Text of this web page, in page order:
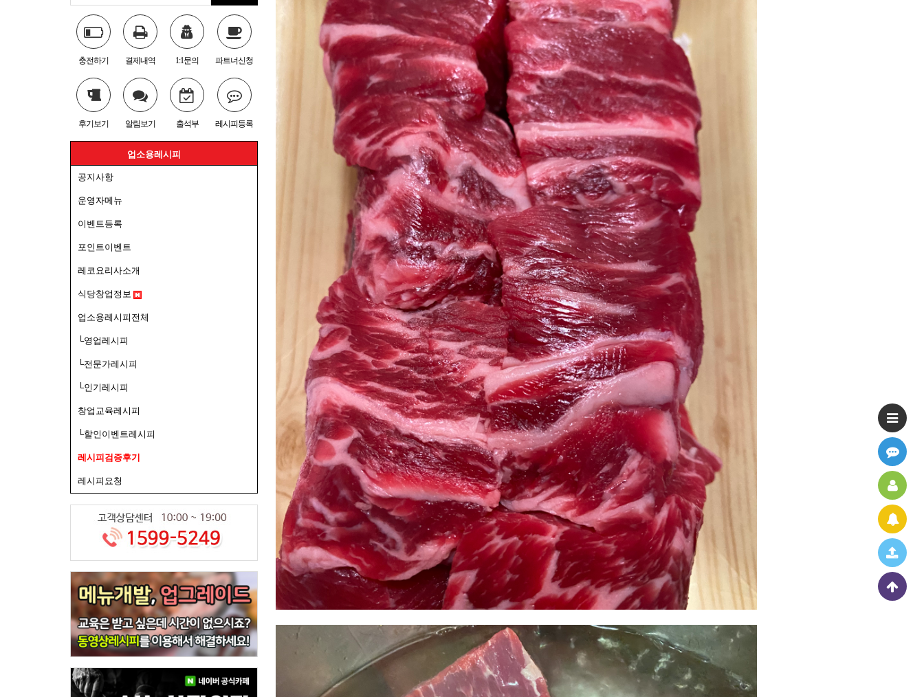
충전하기 결제내역 1:1문의 파트너신청
후기보기 알림보기 출석부 레시피등록
업소용레시피
공지사항
운영자메뉴
이벤트등록
포인트이벤트
레코요리사소개
식당창업정보
업소용레시피전체
└영업레시피
└전문가레시피
└인기레시피
창업교육레시피
└할인이벤트레시피
레시피검증후기
레시피요청